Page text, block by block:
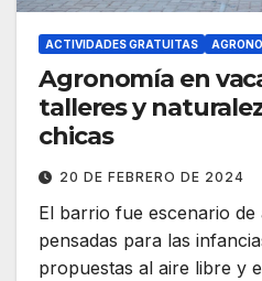
ACTIVIDADES GRATUITAS
Agronomía en
talleres y
chicas
20 DE FEBRERO DE 2024
El barrio fue escenario de
pensadas para las
propuestas al aire libre y